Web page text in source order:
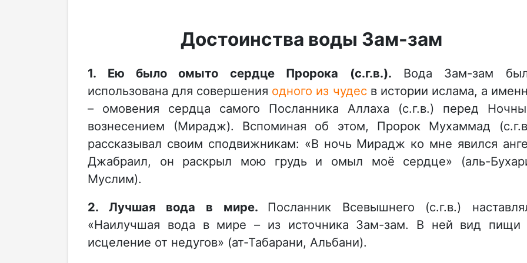
Достоинства воды Зам-зам
1. Ею было омыто сердце Пророка (с.г.в.). Вода Зам-зам
использована для совершения одного из чудесв истории ислама, а
– омовения сердца самого Посланника Аллаха (с.г.в.) перед
вознесением (Мирадж). Вспоминая об этом, Пророк Мухаммад
рассказывал своим сподвижникам: «В ночь Мирадж ко мне явился
Джабраил, он раскрыл мою грудь и омыл моё сердце» (аль-
Муслим).
2. Лучшая вода в мире. Посланник Всевышнего (с.г.в.)
«Наилучшая вода в мире – из источника Зам-зам. В ней вид пищи
исцеление от недугов» (ат-Табарани, Альбани).